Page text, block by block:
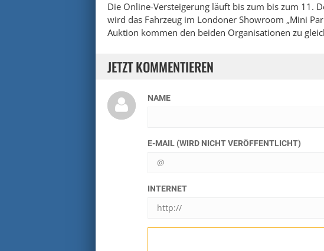
Die Online-Versteigerung läuft bis zum bis zum 11.
wird das Fahrzeug im Londoner Showroom „Mini
Auktion kommen den beiden Organisationen zu
JETZT KOMMENTIEREN
NAME
E-MAIL (WIRD NICHT VERÖFFENTLICHT)
INTERNET